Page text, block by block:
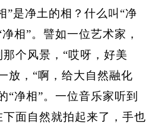
”是净土的相？什么叫“净
相”。譬如一位艺术家，
个风景，“哎呀，好美
放，“啊，给大自然融化
“净相”。一位音乐家听到
面自然就拍起来了，手也